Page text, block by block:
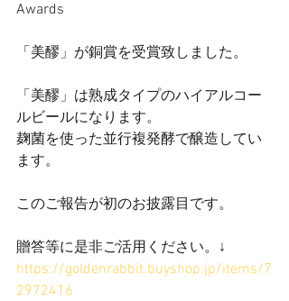
Awards
「美醪」が銅賞を受賞致しました。
「美醪」は熟成タイプのハイアルコー
ルビールになります。
麹菌を使った並行複発酵で醸造してい
ます。
このご報告が初のお披露目です。
贈答等に是非ご活用ください。↓
https://goldenrabbit.buyshop.jp/items/7
2972416